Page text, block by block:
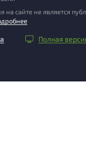
на сайте не является
Полная